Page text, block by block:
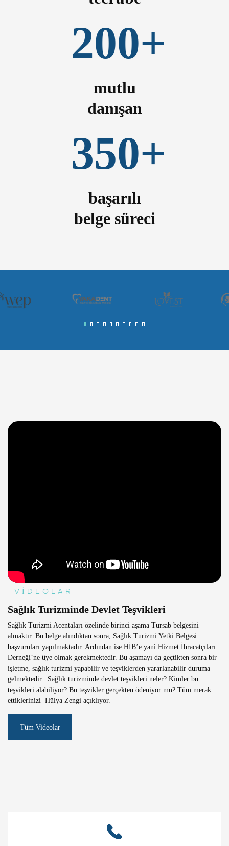
200+
mutlu
danışan
350+
başarılı
belge süreci
VİDEOLAR
Sağlık Turizminde Devlet Teşvikleri
Sağlık Turizmi Acentaları özelinde birinci aşama Tursab belgesini
almaktır. Bu belge alındıktan sonra, Sağlık Turizmi Yetki Belgesi
başvuruları yapılmaktadır. Ardından ise HİB’e yani Hizmet İhracatçıları
Derneği’ne üye olmak gerekmektedir. Bu aşamayı da geçtikten sonra bir
işletme, sağlık turizmi yapabilir ve teşviklerden yararlanabilir duruma
gelmektedir. Sağlık turizminde devlet teşvikleri neler? Kimler bu
teşvikleri alabiliyor? Bu teşvikler gerçekten ödeniyor mu? Tüm merak
ettiklerinizi Hülya Zengi açıklıyor.
Tüm Videolar